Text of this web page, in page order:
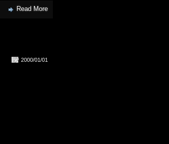
Read More
2000/01/01